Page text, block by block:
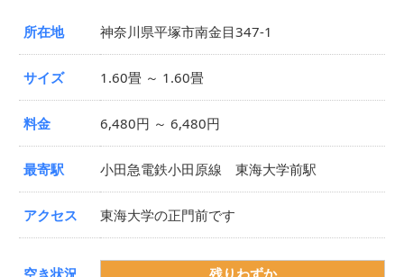
所在地 神奈川県平塚市南金目347-1
サイズ 1.60畳 ～ 1.60畳
料金 6,480円 ～ 6,480円
最寄駅 小田急電鉄小田原線 東海大学前駅
アクセス 東海大学の正門前です